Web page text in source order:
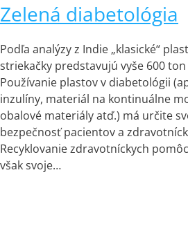
Zelená diabetológia
Podľa analýzy z Indie „klasické“
striekačky predstavujú vyše 600
Používanie plastov v diabetológii
inzulíny, materiál na kontinuálne
obalové materiály atď.) má určite
bezpečnosť pacientov a
Recyklovanie zdravotníckych
však svoje…